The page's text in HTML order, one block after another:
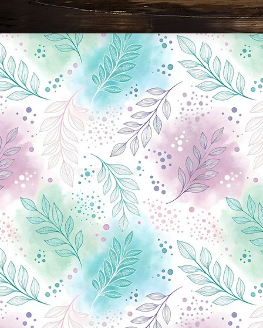
Новини Чернігова, Чернігівські новини, Чернігівський формат, новини Чернігова, події в Чернігові: політика, економіка, аналітика, культура, відеоновини, екологія, спортивний Чернігів, туризм, Чернігів